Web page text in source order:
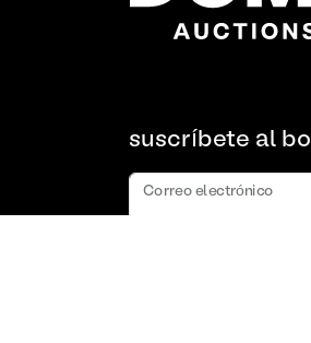
suscríbete al
Correo electrónico